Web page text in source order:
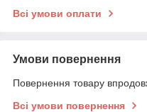
Всі умови оплати
Умови повернення
Повернення товару
Всі умови повернення